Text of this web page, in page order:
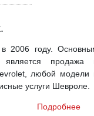
2006 году.
является продажа
любой модели
услуги Шевроле.
Подробнее